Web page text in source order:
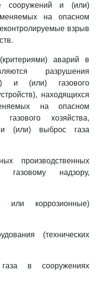
сооружений и (или)
на опасном
взрыв
аварий в
разрушения
и (или) газового
находящихся
на опасном
газового хозяйства,
и (или) выброс газа
производственных
газовому надзору,
или коррозионные)
(технических
в сооружениях